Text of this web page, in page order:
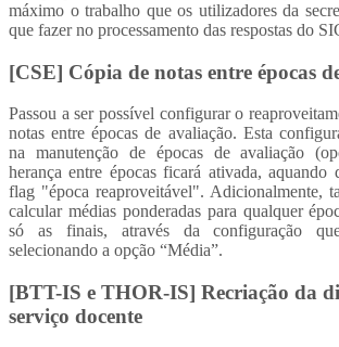
máximo o trabalho que os utilizadores da
que fazer no processamento das respostas do
[CSE] Cópia de notas entre épocas
Passou a ser possível configurar o
notas entre épocas de avaliação. Esta
na manutenção de épocas de avaliação
herança entre épocas ficará ativada, aquando
flag "época reaproveitável". Adicionalmente,
calcular médias ponderadas para qualquer
só as finais, através da configuração
selecionando a opção “Média”.
[BTT-IS e THOR-IS] Recriação da
serviço docente